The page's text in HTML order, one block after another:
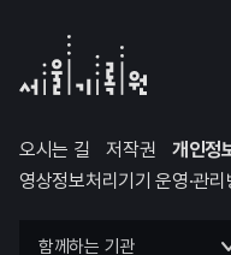
오시는 길 저작권
개인정
영상정보처리기기 운영·관리
함께하는 기관